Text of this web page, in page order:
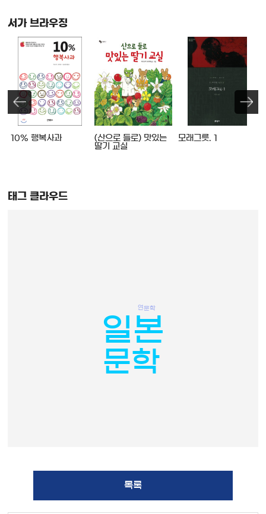
서가 브라우징
10% 행복사과
(산으로 들로) 맛있는
딸기 교실
모래그릇. 1
태그 클라우드
일본
문학
문학
연
목록